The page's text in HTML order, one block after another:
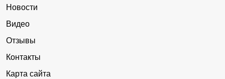
Новости
Видео
Отзывы
Контакты
Карта сайта